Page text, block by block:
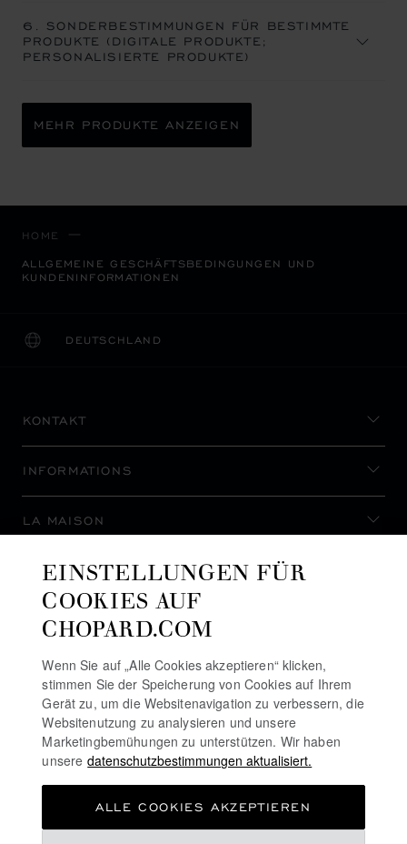
6. SONDERBESTIMMUNGEN FÜR BESTIMMTE
PRODUKTE (DIGITALE PRODUKTE;
PERSONALISIERTE PRODUKTE)
MEHR PRODUKTE ANZEIGEN
HOME
ALLGEMEINE GESCHÄFTSBEDINGUNGEN UND
KUNDENINFORMATIONEN
DEUTSCHLAND
LOKALISIERUNG (LAND ÄNDERN)
LAND ÄNDERN
KONTAKT
INFORMATIONS
LA MAISON
AUF DEM LAUFENDEN BLEIBEN
NEWSLETTER ABONNIEREN
COOKIE-RICHTLINIE
EINSTELLUNGEN FÜR
COOKIES AUF
CHOPARD.COM
Wenn Sie auf „Alle Cookies akzeptieren“ klicken,
stimmen Sie der Speicherung von Cookies auf Ihrem
Gerät zu, um die Websitenavigation zu verbessern, die
Websitenutzung zu analysieren und unsere
Marketingbemühungen zu unterstützen. Wir haben
unsere datenschutzbestimmungen aktualisiert.
ALLE COOKIES AKZEPTIEREN